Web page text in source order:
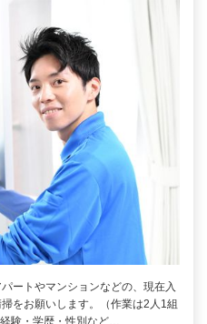
ートやマンションなどの、現在入
をお願いします。（作業は2人1組
験・学歴・性別など…